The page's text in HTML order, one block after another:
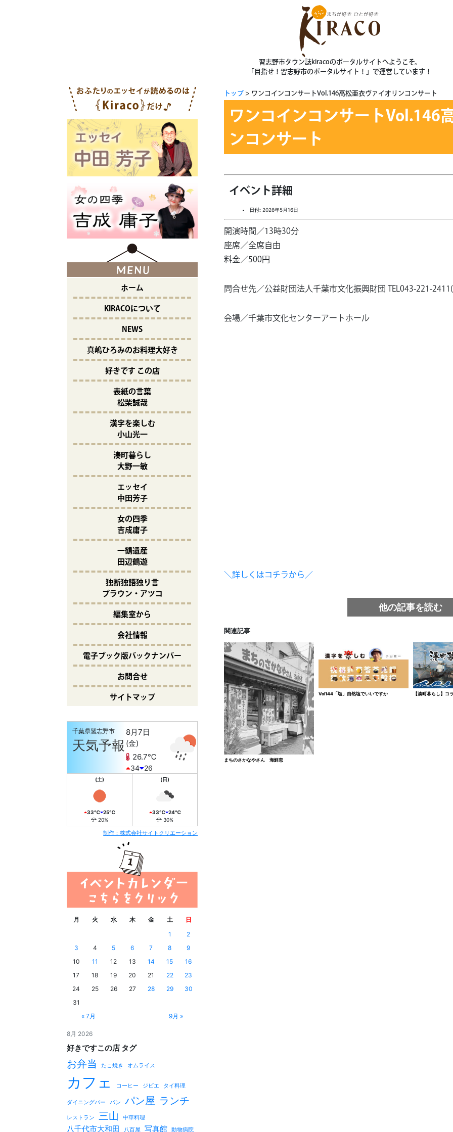
習志野市タウン誌kiracoのポータルサイトへようこそ。
「目指せ！習志野市のポータルサイト！」で運営しています！
トップ ワンコインコンサートVol.146高松亜衣ヴァイオリンコンサート
ワンコインコンサートVol.146
ンコンサート
イベント詳細
日付: 2026年5月16日
開演時間／13時30分
座席／全席自由
料金／500円
問合せ先／公益財団法人千葉市文化振興財団 TEL043-221-
会場／千葉市文化センターアートホール
＼詳しくはコチラから／
他の記事を読む
関連記事
まちのさかなやさん 海鮮恵
Vol144「塩」自然塩でいいですか 【湊町暮らし】コ
ホーム
KIRACOについて
NEWS
真嶋ひろみのお料理大好き
好きです この店
表紙の言葉
松柴誠哉
漢字を楽しむ
小山光一
湊町暮らし
大野一敏
エッセイ
中田芳子
女の四季
吉成庸子
一鶴遺産
田辺鶴遊
独断独語独り言
ブラウン・アツコ
編集室から
会社情報
電子ブック版バックナンバー
お問合せ
サイトマップ
千葉県習志野市
天気予報
8月7日
(金)
26.7℃
34 26
20%
(土)
33℃ 25℃
20%
(日)
33℃ 24℃
30%
制作：株式会社サイトクリエーション
8月 2026
月 火 水 木 金 土
日
1
2
3
4 5 6 7 8
9
10
11 12 13 14 15
16
17
18 19 20 21 22
23
24
25 26 27 28 29
30
31
« 7月
9月 »
好きですこの店 タグ
お弁当 たこ焼き オムライス
カフェ コーヒー ジビエ タイ料理
ダイニングバー パン パン屋 ランチ
レストラン 三山 中華料理
八千代市大和田 八百屋 写真館 動物病院